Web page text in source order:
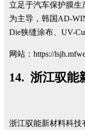
立足于汽车保护膜
为主导，韩国AD-
Die狭缝涂布、UV-
网站：https://
14. 浙江驭能
浙江驭能新材料科技